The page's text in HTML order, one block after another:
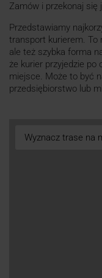
Zamów i przekonaj się
Przedstawiamy
transport kurierem. To
ale też szybka forma
że kurier przyjedzie po
miejsce. Może to być
przedsiębiorstwo lub
Wyznacz trase na